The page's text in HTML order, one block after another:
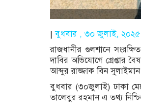
|বুধবার , ৩০ জুলাই, ২০২৫
রাজধানীর গুলশানে
দাবির অভিযোগে গ্রেপ্তার
আব্দুর রাজ্জাক বিন
বুধবার (৩০জুলাই) ঢাকা
তালেবুর রহমান এ তথ্য